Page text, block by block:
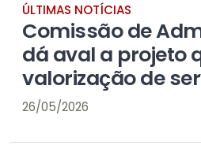
ÚLTIMAS NOTÍCIAS
Comissão de
dá aval a projeto
valorização de
26/05/2026